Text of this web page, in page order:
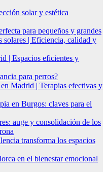
solar y estética
para pequeños y grandes
solares | Eficiencia, calidad y
| Espacios eficientes y
para perros?
Madrid | Terapias efectivas y
en Burgos: claves para el
auge y consolidación de los
transforma los espacios
en el bienestar emocional